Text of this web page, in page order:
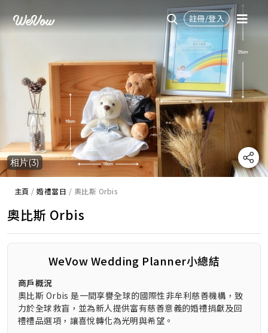
註冊/登入
相片(3)
主頁 /婚禮當日 / 奧比斯 Orbis
奧比斯 Orbis
WeVow Wedding Planner小總結
商戶概況
奧比斯 Orbis 是一間享譽全球的國際性非牟利慈善機構，致
力於全球救盲，並為新人提供富有慈善意義的婚禮捐獻及回
禮禮品選項，讓喜悅轉化為光明與希望。